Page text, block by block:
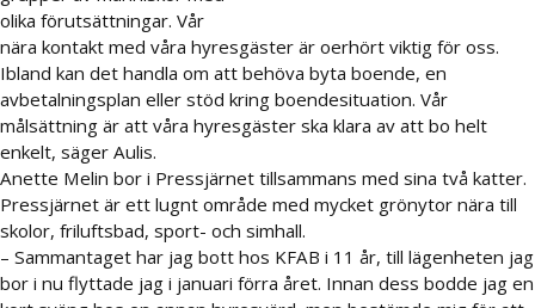
olika förutsättningar. Vår
nära kontakt med våra hyresgäster är oerhört viktig för oss.
Ibland kan det handla om att behöva byta boende, en
avbetalningsplan eller stöd kring boendesituation. Vår
målsättning är att våra hyresgäster ska klara av att bo helt
enkelt, säger Aulis.
Anette Melin bor i Pressjärnet tillsammans med sina två katter.
Pressjärnet är ett lugnt område med mycket grönytor nära till
skolor, friluftsbad, sport- och simhall.
– Sammantaget har jag bott hos KFAB i 11 år, till lägenheten jag
bor i nu flyttade jag i januari förra året. Innan dess bodde jag en